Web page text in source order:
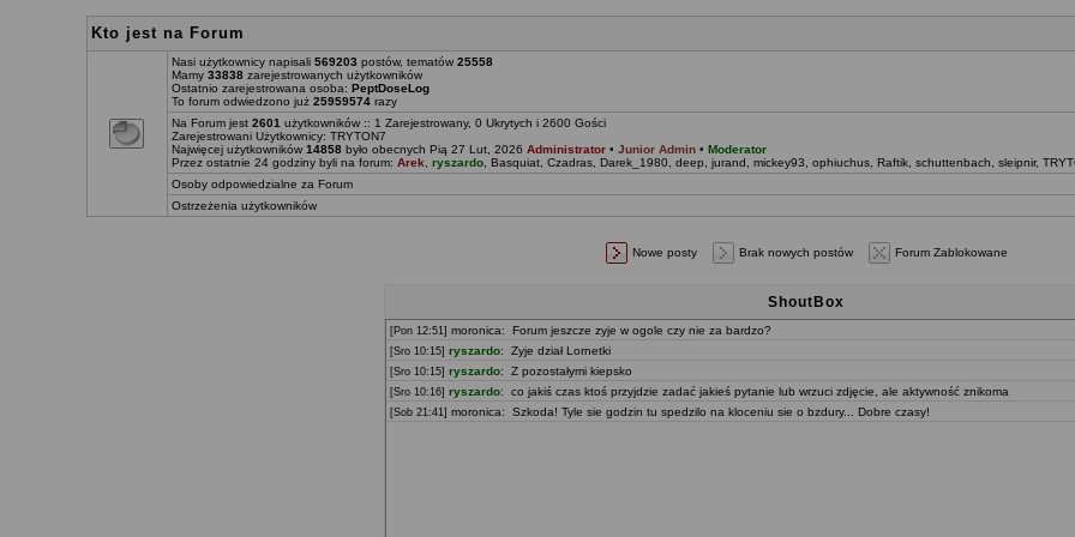
Kto jest na Forum
Nasi użytkownicy napisali 569203 postów, tematów 25558
Mamy 33838 zarejestrowanych użytkowników
Ostatnio zarejestrowana osoba: PeptDoseLog
To forum odwiedzono już 25959574 razy
Na Forum jest 2601 użytkowników :: 1 Zarejestrowany, 0 Ukrytych i 2600 Gości
Zarejestrowani Użytkownicy: TRYTON7
Najwięcej użytkowników 14858 było obecnych Pią 27 Lut, 2026 Administrator • Junior Admin • Moderator
Przez ostatnie 24 godziny byli na forum: Arek ryszardo Basquiat Czadras Darek_1980 deep jurand mickey93 ophiuchus Raftik schuttenbach sleipnir,
Osoby odpowiedzialne za Forum
Ostrzeżenia użytkowników
Nowe posty Brak nowych postów Forum Zablokowane
ShoutBox